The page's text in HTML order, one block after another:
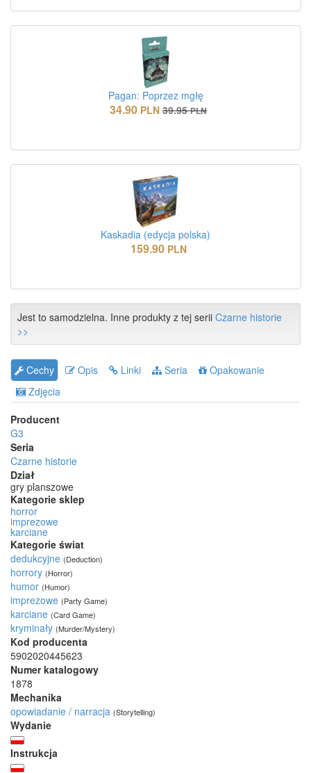
Pagan: Poprzez mgłę
34.90 PLN 39.95 PLN
Kaskadia (edycja polska)
159.90 PLN
Jest to samodzielna. Inne produkty z tej serii Czarne historie
>>
Cechy Opis Linki Seria
Opakowanie
Zdjęcia
Producent
G3
Seria
Czarne historie
Dział
gry planszowe
Kategorie sklep
horror
imprezowe
karciane
Kategorie świat
dedukcyjne (Deduction)
horrory (Horror)
humor (Humor)
imprezowe (Party Game)
karciane (Card Game)
kryminały (Murder/Mystery)
Kod producenta
5902020445623
Numer katalogowy
1878
Mechanika
opowiadanie / narracja (Storytelling)
Wydanie
Instrukcja